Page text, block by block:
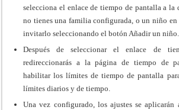
selecciona el enlace de tiempo de pantalla a la
no tienes una familia configurada, o un niño
invitarlo seleccionando el botón Añadir un niño.
Después de seleccionar el enlace de
redireccionarás a la página de tiempo de
habilitar los límites de tiempo de pantalla
límites diarios y de tiempo.
Una vez configurado, los ajustes se